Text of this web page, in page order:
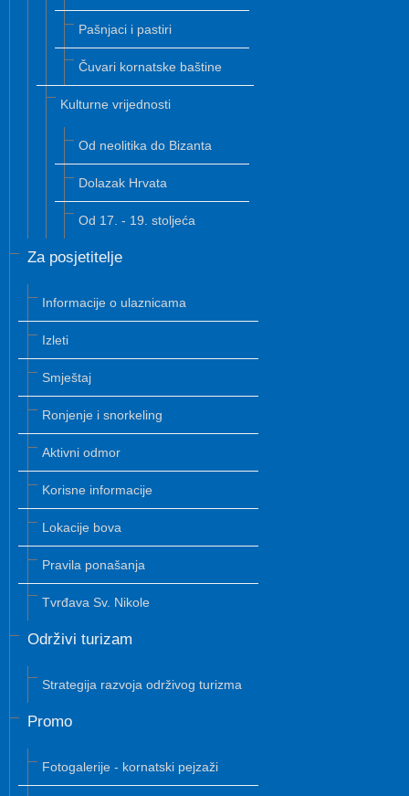
Pašnjaci i pastiri
Čuvari kornatske baštine
Kulturne vrijednosti
Od neolitika do Bizanta
Dolazak Hrvata
Od 17. - 19. stoljeća
Za posjetitelje
Informacije o ulaznicama
Izleti
Smještaj
Ronjenje i snorkeling
Aktivni odmor
Korisne informacije
Lokacije bova
Pravila ponašanja
Tvrđava Sv. Nikole
Održivi turizam
Strategija razvoja održivog turizma
Promo
Fotogalerije - kornatski pejzaži